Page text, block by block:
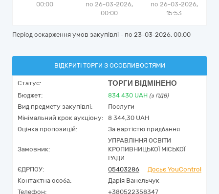
00:00
по 26-03-2026,
00:00
по 26-03-2026,
15:53
Період оскарження умов закупівлі - по 23-03-2026, 00:00
ВІДКРИТІ ТОРГИ З ОСОБЛИВОСТЯМИ
Статус: ТОРГИ ВІДМІНЕНО
Бюджет: 834 430 UAH (з ПДВ)
Вид предмету закупівлі:
Послуги
Мінімальний крок аукціону:
8 344,30 UAH
Оцінка пропозицій:
За вартістю придбання
Замовник:
УПРАВЛІННЯ ОСВІТИ
КРОПИВНИЦЬКОЇ МІСЬКОЇ
РАДИ
ЄДРПОУ:
05403286
Досьє YouControl
Контактна особа:
Дарія Ванельчук
Телефон:
+380522358347